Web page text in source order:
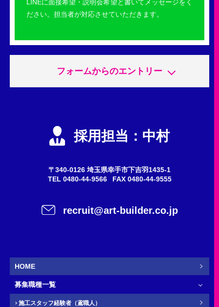
LINEに面接希望・説明会希望と書いてメッセージをく
ださい。担当者が対応させていただきます。
フォームからのエントリー
会社説明会
施工スタッフ（鳶職人）
新卒
必須 お名前
採用担当：中村
〒340-0126 埼玉県幸手市下吉羽1435-1
TEL 0480-44-9566 FAX 0480-44-9555
recruit@art-builder.co.jp
HOME
募集職種一覧
施工スタッフ経験者（鳶職人）